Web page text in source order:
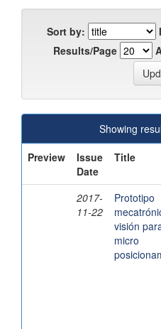
Sort by:
Results/Page
Showing
Preview
Issue
Date
Title
2017-
11-22
Prototipo
visión
micro